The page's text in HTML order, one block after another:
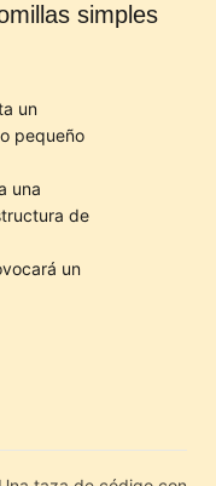
simples
un
pequeño
una
de
un